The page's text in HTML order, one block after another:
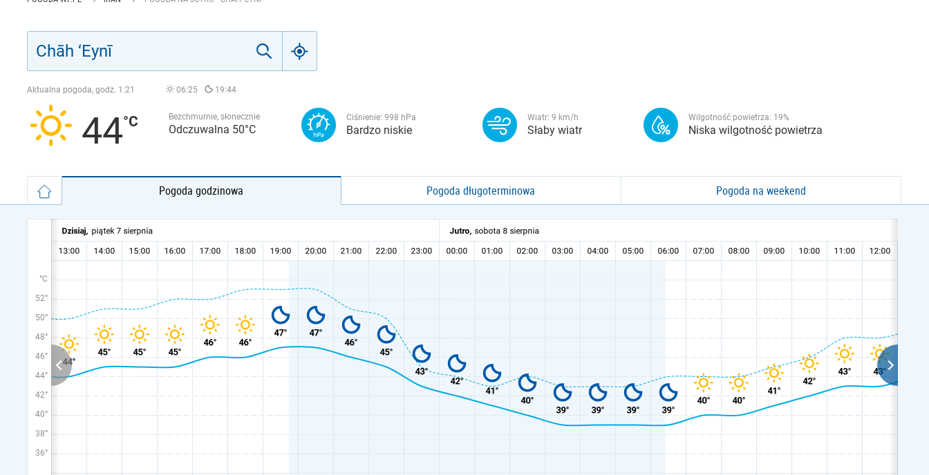
Aktualna pogoda, godz. 1:21 06:25 19:44
44 Bezchmurnie, słonecznie
Odczuwalna 50°C
Ciśnienie: 998 hPa
Bardzo niskie
Wiatr: 9 km/h
Słaby wiatr
Wilgotność powietrza: 19%
Niska wilgotność powietrza
Pogoda godzinowa Pogoda długoterminowa Pogoda na weekend
°C
52°
50°
48°
46°
44°
42°
40°
38°
36°